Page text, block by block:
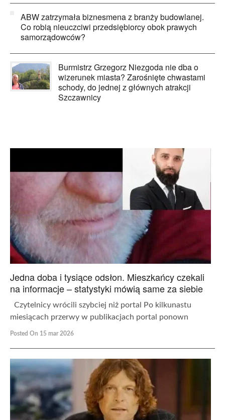
ABW zatrzymała biznesmena z branży budowlanej.
Co robią nieuczciwi przedsiębiorcy obok prawych
samorządowców?
Burmistrz Grzegorz Niezgoda nie dba o
wizerunek miasta? Zarośnięte chwastami
schody, do jednej z głównych atrakcji
Szczawnicy
Jedna doba i tysiące odsłon. Mieszkańcy czekali
na informacje – statystyki mówią same za siebie
Czytelnicy wrócili szybciej niż portal Po kilkunastu
miesiącach przerwy w publikacjach portal ponown
Posted On 15 mar 2026